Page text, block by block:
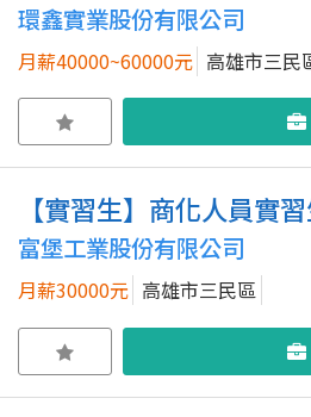
環鑫實業股份有限公司
月薪40000~60000元 高雄市三民
【實習生】商化人員實
富堡工業股份有限公司
月薪30000元 高雄市三民區